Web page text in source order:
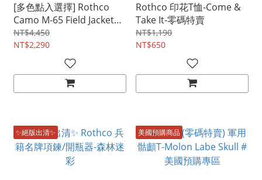
[多色點入選擇] Rothco
Camo M-65 Field Jacket
M65野戰夾克新版迷彩款 #
零碼特賣
NT$4,450
NT$2,290
Rothco 印花T恤-Come &
Take It-零碼特賣
NT$1,190
NT$650
✨絕版出清✨ 美國預購商品